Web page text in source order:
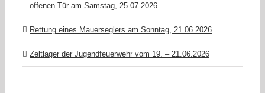
offenen Tür am Samstag, 25.07.2026
Rettung eines Mauerseglers am Sonntag, 21.06.2026
Zeltlager der Jugendfeuerwehr vom 19. – 21.06.2026